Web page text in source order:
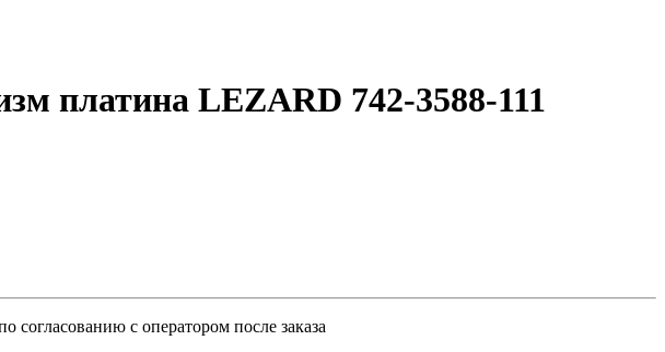
платина LEZARD 742-3588-111
согласованию с оператором после заказа